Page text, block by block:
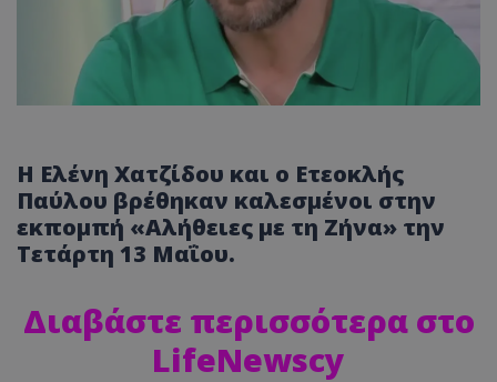
Η Ελένη Χατζίδου και ο Ετεοκλής
Παύλου βρέθηκαν καλεσμένοι στην
εκπομπή «Αλήθειες με τη Ζήνα» την
Τετάρτη 13 Μαΐου.
Διαβάστε περισσότερα στο
LifeNewscy